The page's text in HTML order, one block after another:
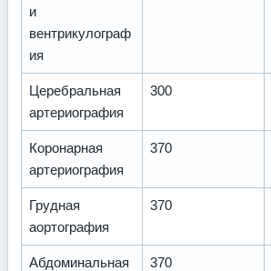
и
вентрикулограф
ия
Церебральная
артериография
300
Коронарная
артериография
370
Грудная
аортография
370
Абдоминальная
370